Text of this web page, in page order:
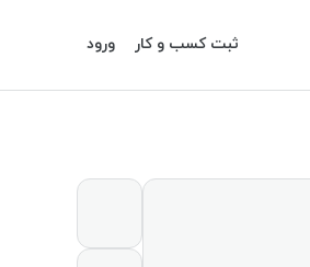
ثبت کسب و کار ورود